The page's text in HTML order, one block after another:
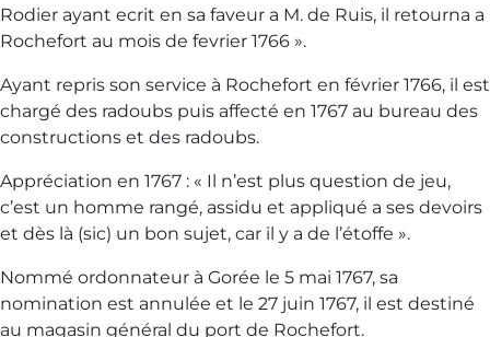
Rodier ayant ecrit en sa faveur a M. de Ruis, il retourna a
Rochefort au mois de fevrier 1766 ».
Ayant repris son service à Rochefort en février 1766, il est
chargé des radoubs puis affecté en 1767 au bureau des
constructions et des radoubs.
Appréciation en 1767 : « Il n’est plus question de jeu,
c’est un homme rangé, assidu et appliqué a ses devoirs
et dès là (sic) un bon sujet, car il y a de l’étoffe ».
Nommé ordonnateur à Gorée le 5 mai 1767, sa
nomination est annulée et le 27 juin 1767, il est destiné
au magasin général du port de Rochefort.